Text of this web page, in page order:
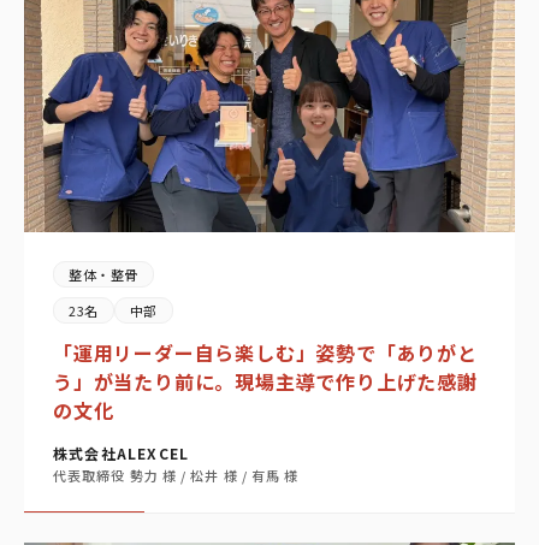
整体・整骨
23名
中部
「運用リーダー自ら楽しむ」姿勢で「ありがと
う」が当たり前に。現場主導で作り上げた感謝
の文化
株式会社ALEXCEL
代表取締役 勢力 様 / 松井 様 / 有馬 様